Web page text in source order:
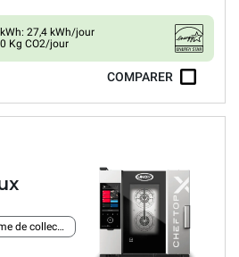
27,4 kWh/jour
Kg CO2/jour
COMPARER
Système de collecte des graisses